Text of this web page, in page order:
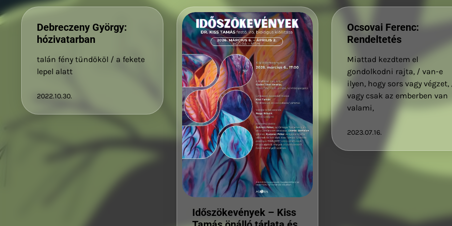
Debreczeny György:
hózivatarban
talán fény tündököl / a fekete
lepel alatt
2022.10.30.
Időszökevények – Kiss
Ocsovai Ferenc:
Rendeltetés
Miattad kezdtem el
gondolkodni rajta, / van-e
ilyen, hogy sors vagy végzet,
vagy csak az emberben van
valami,
2023.07.16.